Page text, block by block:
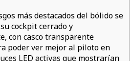
más destacados del bólido se
cockpit cerrado y
con casco transparente
poder ver mejor al piloto en
LED activas que mostrarían